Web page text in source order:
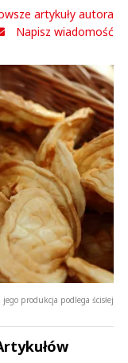
artykuły autora
Napisz wiadomość
produkcja podlega ścisłej